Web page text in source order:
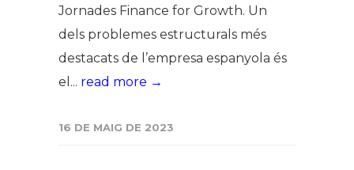
Jornades Finance for Growth. Un
dels problemes estructurals més
destacats de l’empresa espanyola és
el... read more →
16 DE MAIG DE 2023